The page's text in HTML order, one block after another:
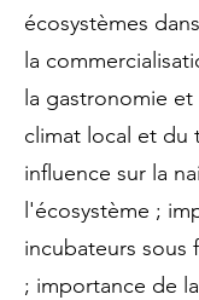
écosystèmes
la
la gastronomie
climat local et du
influence sur la
l'écosystème ;
incubateurs sous
; importance de